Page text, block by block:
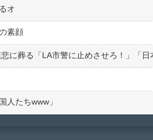
オ
素顔
人たちwww」